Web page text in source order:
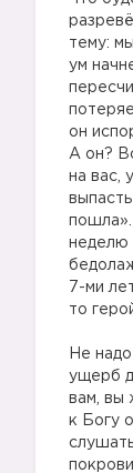
тему:
ум
он
А он?
на вас,
неделю
7-ми
то
Не
ущерб
вам, вы
к Богу